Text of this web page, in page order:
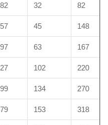
32 82
45 148
63 167
102 220
134 270
153 318